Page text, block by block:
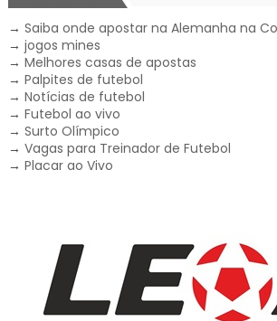
→ Saiba onde apostar na Alemanha na
→ jogos mines
→ Melhores casas de apostas
→ Palpites de futebol
→ Notícias de futebol
→ Futebol ao vivo
→ Surto Olímpico
→ Vagas para Treinador de Futebol
→ Placar ao Vivo